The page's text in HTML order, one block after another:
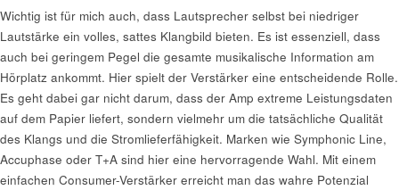
Wichtig ist für mich auch, dass Lautsprecher selbst bei niedriger
Lautstärke ein volles, sattes Klangbild bieten. Es ist essenziell, dass
auch bei geringem Pegel die gesamte musikalische Information am
Hörplatz ankommt. Hier spielt der Verstärker eine entscheidende Rolle.
Es geht dabei gar nicht darum, dass der Amp extreme Leistungsdaten
auf dem Papier liefert, sondern vielmehr um die tatsächliche Qualität
des Klangs und die Stromlieferfähigkeit. Marken wie Symphonic Line,
Accuphase oder T+A sind hier eine hervorragende Wahl. Mit einem
einfachen Consumer-Verstärker erreicht man das wahre Potenzial